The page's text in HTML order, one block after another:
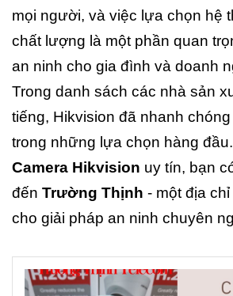
mọi người, và việc lựa chọn hệ
chất lượng là một phần quan
an ninh cho gia đình và doanh
Trong danh sách các nhà sản
tiếng, Hikvision đã nhanh
trong những lựa chọn hàng
Camera Hikvision uy tín, bạn
đến Trường Thịnh - một địa
cho giải pháp an ninh chuyên